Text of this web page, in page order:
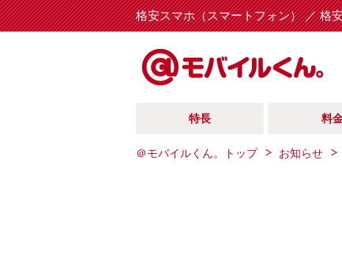
格安スマホ（スマートフォン） ／ 格
特長 料
＠モバイルくん。トップ お知らせ